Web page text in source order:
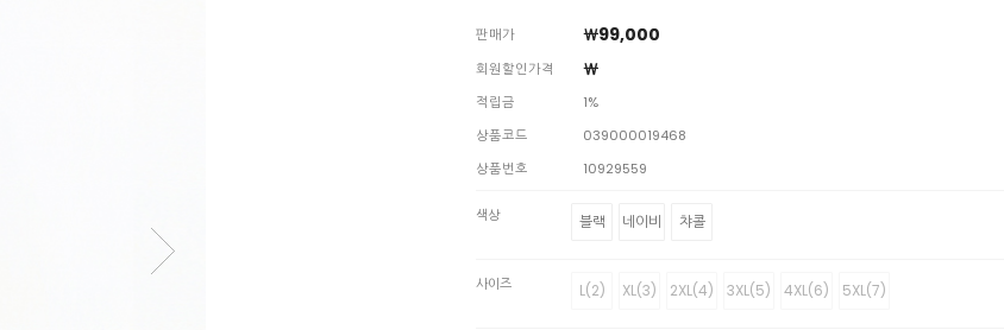
판매가 ￦99,000
회원할인가격 ￦
적립금
1%
상품코드
039000019468
상품번호
10929559
색상 블랙 네이비 챠콜
사이즈 L(2) XL(3) 2XL(4) 3XL(5) 4XL(6) 5XL(7)